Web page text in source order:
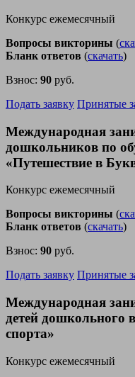
Конкурс ежемесячный
Вопросы викторины (
Бланк ответов (скачать)
Взнос: 90 руб.
Подать заявку Принятые
Международная
дошкольников по
«Путешествие в
Конкурс ежемесячный
Вопросы викторины (
Бланк ответов (скачать)
Взнос: 90 руб.
Подать заявку Принятые
Международная
детей дошкольного
спорта»
Конкурс ежемесячный